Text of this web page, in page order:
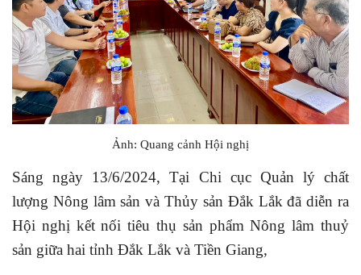
Ảnh: Quang cảnh Hội nghị
Sáng ngày 13/6/2024, Tại Chi cục Quản lý chất
lượng Nông lâm sản và Thủy sản Đắk Lắk đã diễn ra
Hội nghị kết nối tiêu thụ sản phẩm Nông lâm thuỷ
sản giữa hai tỉnh Đắk Lắk và Tiền Giang,